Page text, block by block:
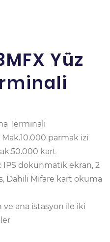
Yüz
Terminali
parmak izi
kart
IPS dokunmatik ekran, 2
Dahili Mifare kart okuma
ve ana istasyon ile iki